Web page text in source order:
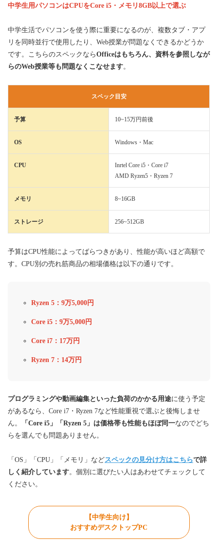
中学生用パソコンはCPUをCore i5・メモリ8GB以上で選ぶ
中学生活でパソコンを使う際に重要になるのが、複数タブ・アプ
リを同時並行で使用したり、Web授業が問題なくできるかどうか
です。こちらのスペックならOfficeはもちろん、資料を参照しなが
らのWeb授業等も問題なくこなせます。
スペック目安
予算 10~15万円前後
OS Windows・Mac
CPU
Inrtel Core i5・Core i7
AMD Ryzen5・Ryzen 7
メモリ 8~16GB
ストレージ 256~512GB
予算はCPU性能によってばらつきがあり、性能が高いほど高額で
す。CPU別の売れ筋商品の相場価格は以下の通りです。
Ryzen 5：9万5,000円
Core i5：9万5,000円
Core i7：17万円
Ryzen 7：14万円
プログラミングや動画編集といった負荷のかかる用途に使う予定
があるなら、Core i7・Ryzen 7など性能重視で選ぶと後悔しませ
ん。
「Core i5」「Ryzen 5」は価格帯も性能もほぼ同一なのでどち
らを選んでも問題ありません。
「OS」「CPU」「メモリ」などスペックの見分け方はこちらで詳
しく紹介しています。個別に選びたい人はあわせてチェックして
ください。
【中学生向け】
おすすめデスクトップPC